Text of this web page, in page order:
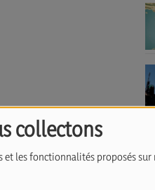
collectons
les fonctionnalités proposés